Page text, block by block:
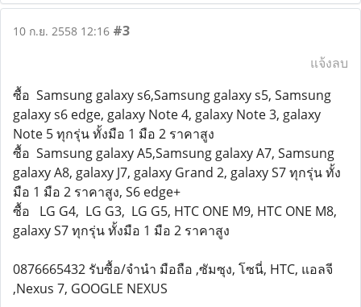
10 ก.ย. 2558 12:16 #3
แจ้งลบ
ซื้อ Samsung galaxy s6,Samsung galaxy s5, Samsung
galaxy s6 edge, galaxy Note 4, galaxy Note 3, galaxy
Note 5 ทุกรุ่น ทั้งมือ 1 มือ 2 ราคาสูง
ซื้อ Samsung galaxy A5,Samsung galaxy A7, Samsung
galaxy A8, galaxy J7, galaxy Grand 2, galaxy S7 ทุกรุ่น ทั้ง
มือ 1 มือ 2 ราคาสูง, S6 edge+
ซื้อ LG G4, LG G3, LG G5, HTC ONE M9, HTC ONE M8,
galaxy S7 ทุกรุ่น ทั้งมือ 1 มือ 2 ราคาสูง
0876665432 รับซื้อ/จำนำ มือถือ ,ซัมซุง, โซนี่, HTC, แอลจี
,Nexus 7, GOOGLE NEXUS